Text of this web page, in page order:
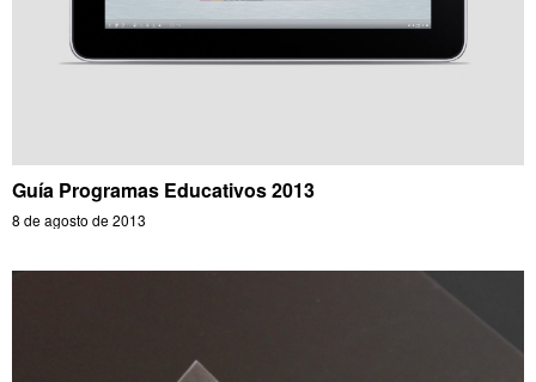
Guía Programas Educativos 2013
8 de agosto de 2013